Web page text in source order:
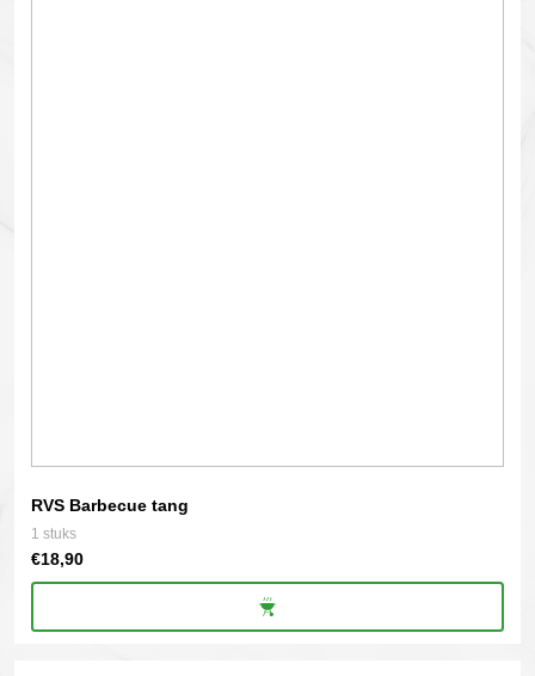
RVS Barbecue tang
1 stuks
€18,90